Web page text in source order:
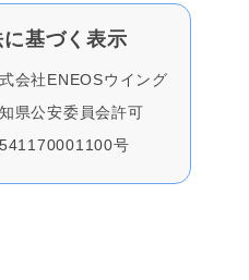
基づく表⽰
会社ENEOSウイング
県公安委員会許可
号